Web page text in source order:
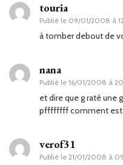
touria
Publié le 09/01/2008 à
à tomber debout de
nana
Publié le 16/01/2008 à
et dire que g raté une
pffffffff comment
verof31
Publié le 21/01/2008 à